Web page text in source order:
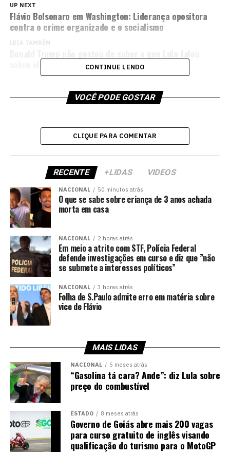
UP NEXT
Flávio Bolsonaro em Washington: Liderança opositora
contra o crime organizado e o socialismo
LEIA TAMBÉM
sobre ele após encontro, diz Paulo Figueiredo
CONTINUE LENDO
VOCÊ PODE GOSTAR
CLIQUE PARA COMENTAR
RECENTE +LIDAS VIDEOS
NACIONAL 50 minutos atrás
O que se sabe sobre criança de 3 anos achada
morta em casa
NACIONAL 2 horas atrás
Em meio a atrito com STF, Polícia Federal
defende investigações em curso e diz que ”não
se submete a interesses políticos”
NACIONAL 3 horas atrás
Folha de S.Paulo admite erro em matéria sobre
vice de Flávio
MAIS LIDAS
NACIONAL 5 meses atrás
“Gasolina tá cara? Ande”: diz Lula sobre
preço do combustível
ESTADO 8 meses atrás
Governo de Goiás abre mais 200 vagas
para curso gratuito de inglês visando
qualificação do turismo para o MotoGP